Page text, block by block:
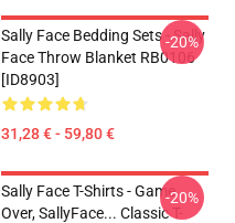
Sally Face Bedding Sets - Sally
Face Throw Blanket RB0106
[ID8903]
31,28 € - 59,80 €
-20%
Sally Face T-Shirts - Game
Over, SallyFace... Classic T-
-20%